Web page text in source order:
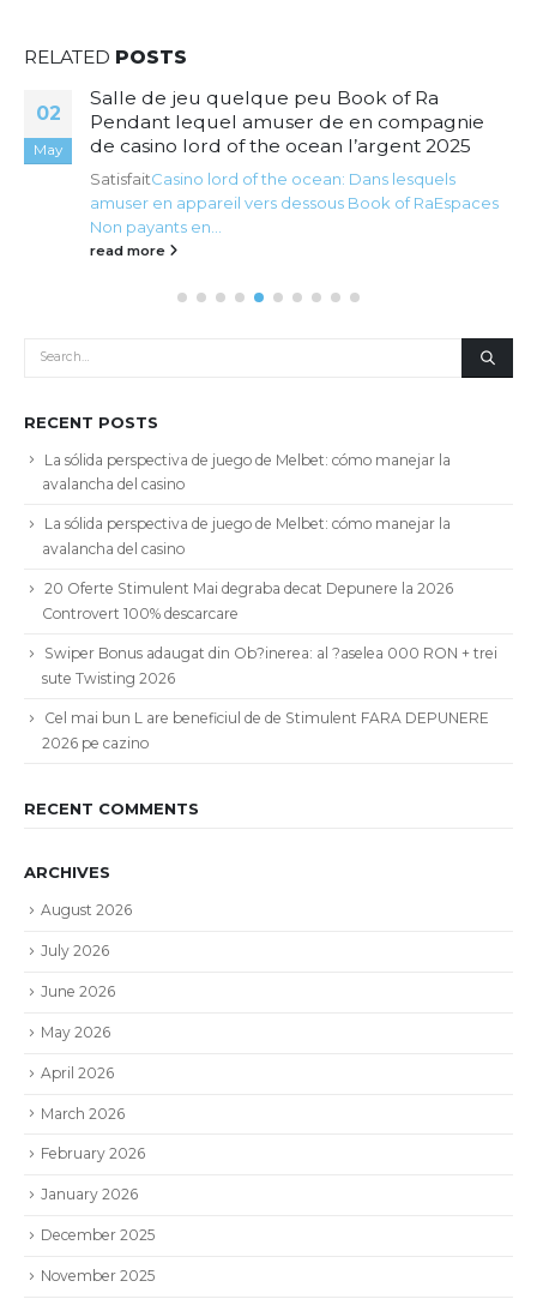
RELATED POSTS
02
May
Salle de jeu quelque peu Book of Ra
Pendant lequel amuser de en compagnie
de casino lord of the ocean l’argent 2025
SatisfaitCasino lord of the ocean: Dans lesquels
amuser en appareil vers dessous Book of RaEspaces
Non payants en...
read more
RECENT POSTS
La sólida perspectiva de juego de Melbet: cómo manejar la
avalancha del casino
La sólida perspectiva de juego de Melbet: cómo manejar la
avalancha del casino
20 Oferte Stimulent Mai degraba decat Depunere la 2026
Controvert 100% descarcare
Swiper Bonus adaugat din Ob?inerea: al ?aselea 000 RON + trei
sute Twisting 2026
Cel mai bun L are beneficiul de de Stimulent FARA DEPUNERE
2026 pe cazino
RECENT COMMENTS
ARCHIVES
August 2026
July 2026
June 2026
May 2026
April 2026
March 2026
February 2026
January 2026
December 2025
November 2025